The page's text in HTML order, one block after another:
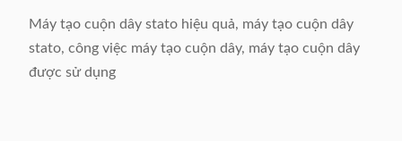
Máy tạo cuộn dây stato hiệu quả, máy tạo cuộn dây
stato, công việc máy tạo cuộn dây, máy tạo cuộn dây
được sử dụng